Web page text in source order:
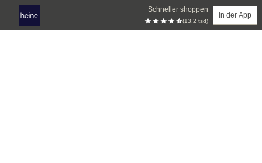
Schneller shoppen
(13.2 tsd)
in der App